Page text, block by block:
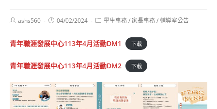
Postashs560
Post04/02/2024
Post學生事務/ 家長事務/輔導室公告
青年職涯發展中心113年4月活動DM1 下載
青年職涯發展中心113年4月活動DM2 下載